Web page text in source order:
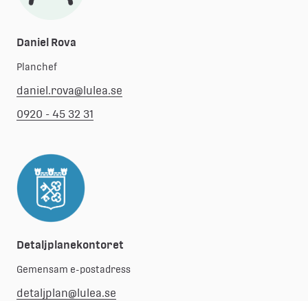
Daniel Rova
Planchef
daniel.rova@lulea.se
0920 - 45 32 31
Detaljplanekontoret
Gemensam e-postadress
detaljplan@lulea.se